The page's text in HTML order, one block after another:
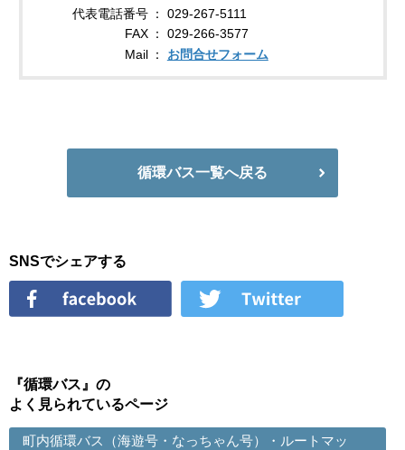
代表電話番号
029-267-5111
FAX
029-266-3577
Mail
お問合せフォーム
循環バス一覧へ戻る
SNSでシェアする
『循環バス』の
よく見られているページ
町内循環バス（海遊号・なっちゃん号）・ルートマッ